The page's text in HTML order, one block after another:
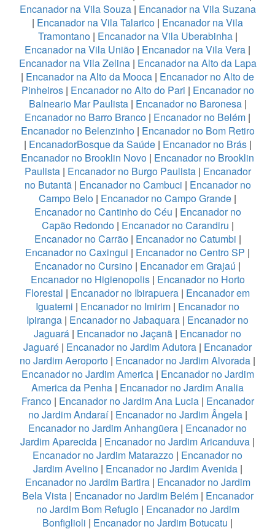
Encanador na Vila Souza| Encanador na Vila Suzana
| Encanador na Vila Talarico | Encanador na Vila
Tramontano| Encanador na Vila Uberabinha|
Encanador na Vila União | Encanador na Vila Vera |
Encanador na Vila Zelina| Encanador na Alto da Lapa
| Encanador na Alto da Mooca | Encanador no Alto de
Pinheiros| Encanador no Alto do Pari | Encanador no
Balneario Mar Paulista| Encanador no Baronesa|
Encanador no Barro Branco | Encanador no Belém |
Encanador no Belenzinho| Encanador no Bom Retiro
| EncanadorBosque da Saúde| Encanador no Brás|
Encanador no Brooklin Novo | Encanador no Brooklin
Paulista| Encanador no Burgo Paulista| Encanador
no Butantã| Encanador no Cambuci | Encanador no
Campo Belo | Encanador no Campo Grande |
Encanador no Cantinho do Céu | Encanador no
Capão Redondo| Encanador no Carandiru |
Encanador no Carrão| Encanador no Catumbi |
Encanador no Caxingui | Encanador no Centro SP |
Encanador no Cursino | Encanador em Grajaú |
Encanador no Higienopolis| Encanador no Horto
Florestal | Encanador no Ibirapuera | Encanador em
Iguatemi | Encanador no Imirim | Encanador no
Ipiranga | Encanador no Jabaquara | Encanador no
Jaguará | Encanador no Jaçanã | Encanador no
Jaguaré | Encanador no Jardim Adutora | Encanador
no Jardim Aeroporto | Encanador no Jardim Alvorada |
Encanador no Jardim America| Encanador no Jardim
America da Penha | Encanador no Jardim Analia
Franco| Encanador no Jardim Ana Lucia| Encanador
no Jardim Andaraí| Encanador no Jardim Ângela|
Encanador no Jardim Anhangüera | Encanador no
Jardim Aparecida | Encanador no Jardim Aricanduva |
Encanador no Jardim Matarazzo | Encanador no
Jardim Avelino| Encanador no Jardim Avenida|
Encanador no Jardim Bartira| Encanador no Jardim
Bela Vista| Encanador no Jardim Belém| Encanador
no Jardim Bom Refugio| Encanador no Jardim
Bonfiglioli | Encanador no Jardim Botucatu |